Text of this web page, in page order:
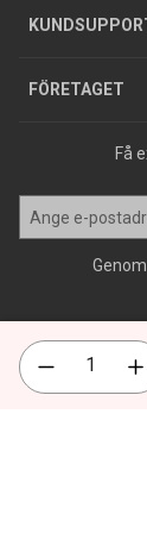
Varumärken
FÖRETAGET
Jobba hos
Press
Få